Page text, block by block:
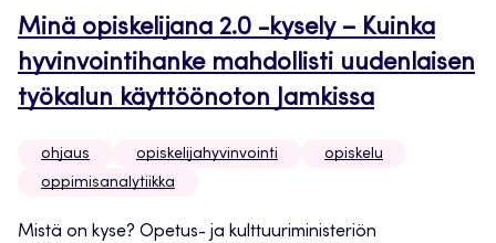
Minä opiskelijana 2.0 -kysely – Kuinka
hyvinvointihanke mahdollisti uudenlaisen
työkalun käyttöönoton Jamkissa
ohjaus opiskelijahyvinvointi
opiskelu
oppimisanalytiikka
Mistä on kyse? Opetus- ja kulttuuriministeriön